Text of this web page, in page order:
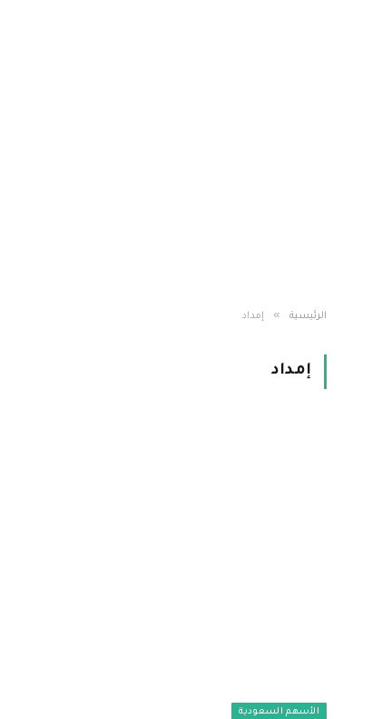
الرئيسية » إمداد
إمداد
الأسهم السعودية